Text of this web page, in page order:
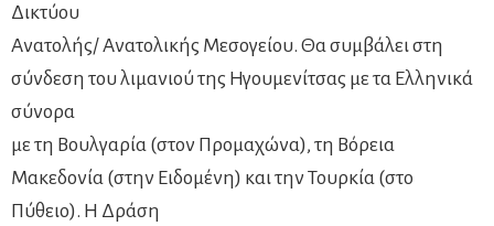
Δικτύου
Ανατολής/ Ανατολικής Μεσογείου. Θα συμβάλει στη
σύνδεση του λιμανιού της Ηγουμενίτσας με τα Ελληνικά
σύνορα
με τη Βουλγαρία (στον Προμαχώνα), τη Βόρεια
Μακεδονία (στην Ειδομένη) και την Τουρκία (στο
Πύθειο). Η Δράση